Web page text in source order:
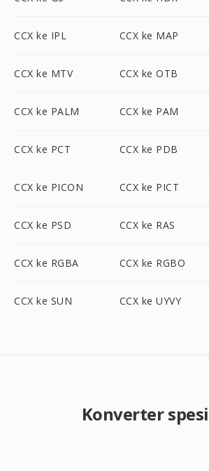
CCX ke IPL CCX ke MAP
CCX ke MTV CCX ke OTB
CCX ke PALM CCX ke PAM
CCX ke PCT CCX ke PDB
CCX ke PICON CCX ke PICT
CCX ke PSD CCX ke RAS
CCX ke RGBA CCX ke RGBO
CCX ke SUN CCX ke UYVY
Konverter